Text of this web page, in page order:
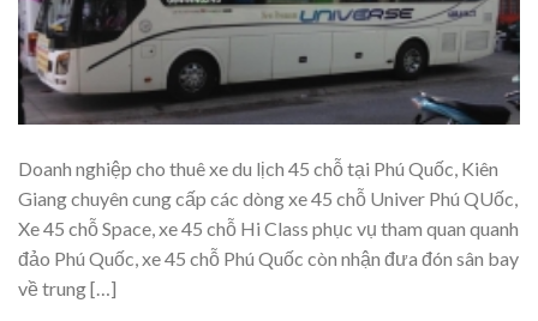
Doanh nghiệp cho thuê xe du lịch 45 chỗ tại Phú Quốc, Kiên
Giang chuyên cung cấp các dòng xe 45 chỗ Univer Phú QUốc,
Xe 45 chỗ Space, xe 45 chỗ Hi Class phục vụ tham quan quanh
đảo Phú Quốc, xe 45 chỗ Phú Quốc còn nhận đưa đón sân bay
về trung […]